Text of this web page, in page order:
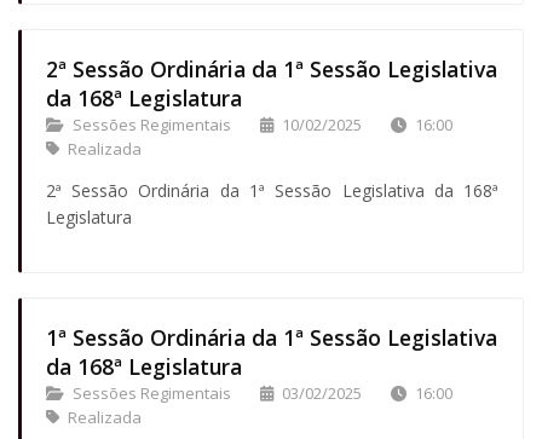
2ª Sessão Ordinária da 1ª Sessão Legislativa
da 168ª Legislatura
Sessões Regimentais 10/02/2025
16:00
Realizada
2ª Sessão Ordinária da 1ª Sessão Legislativa da 168ª
Legislatura
1ª Sessão Ordinária da 1ª Sessão Legislativa
da 168ª Legislatura
Sessões Regimentais 03/02/2025
16:00
Realizada